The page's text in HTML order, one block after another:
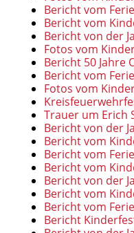
Bericht vom
Bericht vom
Bericht von der
Fotos vom
Bericht 50 Jahre
Bericht vom
Fotos vom
Trauer um Erich
Bericht von der
Bericht vom
Bericht vom
Bericht vom
Bericht von der
Bericht vom
Bericht vom
Bericht